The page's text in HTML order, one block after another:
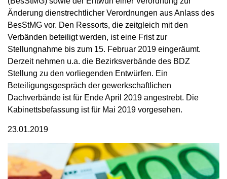
Änderung dienstrechtlicher Verordnungen aus Anlass des
BesStMG vor. Den Ressorts, die zeitgleich mit den
Verbänden beteiligt werden, ist eine Frist zur
Stellungnahme bis zum 15. Februar 2019 eingeräumt.
Derzeit nehmen u.a. die Bezirksverbände des BDZ
Stellung zu den vorliegenden Entwürfen. Ein
Beteiligungsgespräch der gewerkschaftlichen
Dachverbände ist für Ende April 2019 angestrebt. Die
Kabinettsbefassung ist für Mai 2019 vorgesehen.
23.01.2019